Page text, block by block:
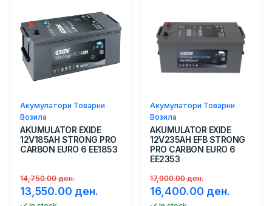
Акумулатори Товарни
Возила
AKUMULATOR EXIDE
12V185AH STRONG PRO
CARBON EURO 6 EE1853
14,750.00 ден.
13,550.00 ден.
Акумулатори Товарни
Возила
AKUMULATOR EXIDE
12V235AH EFB STRONG
PRO CARBON EURO 6
EE2353
17,900.00 ден.
16,400.00 ден.